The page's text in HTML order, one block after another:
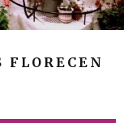
FLORECEN